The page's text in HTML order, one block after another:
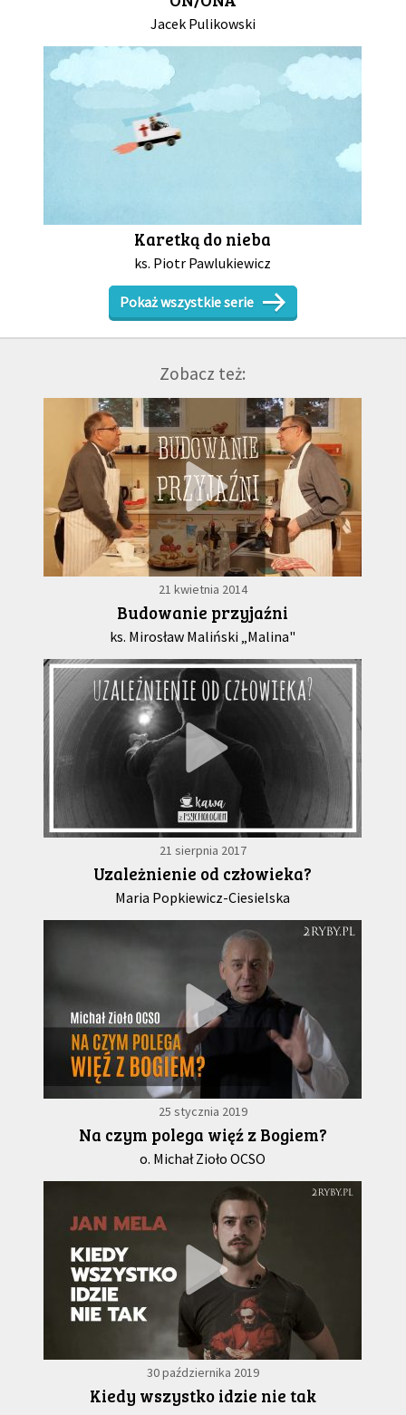
Jacek Pulikowski
Karetką do nieba
ks. Piotr Pawlukiewicz
Pokaż wszystkie serie
Zobacz też:
21 kwietnia 2014
Budowanie przyjaźni
ks. Mirosław Maliński „Malina"
21 sierpnia 2017
Uzależnienie od człowieka?
Maria Popkiewicz-Ciesielska
25 stycznia 2019
Na czym polega więź z Bogiem?
o. Michał Zioło OCSO
30 października 2019
Kiedy wszystko idzie nie tak